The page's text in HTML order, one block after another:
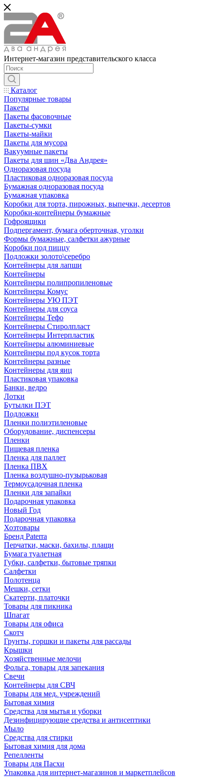
Интернет-магазин представительского класса
Каталог
Популярные товары
Пакеты
Пакеты фасовочные
Пакеты-сумки
Пакеты-майки
Пакеты для мусора
Вакуумные пакеты
Пакеты для шин «Два Андрея»
Одноразовая посуда
Пластиковая одноразовая посуда
Бумажная одноразовая посуда
Бумажная упаковка
Коробки для торта, пирожных, выпечки, десертов
Коробки-контейнеры бумажные
Гофроящики
Подпергамент, бумага оберточная, уголки
Формы бумажные, салфетки ажурные
Коробки под пиццу
Подложки золото\серебро
Контейнеры для лапши
Контейнеры
Контейнеры полипропиленовые
Контейнеры Комус
Контейнеры УЮ ПЭТ
Контейнеры для соуса
Контейнеры Тефо
Контейнеры Стиролпласт
Контейнеры Интерпластик
Контейнеры алюминиевые
Контейнеры под кусок торта
Контейнеры разные
Контейнеры для яиц
Пластиковая упаковка
Банки, ведро
Лотки
Бутылки ПЭТ
Подложки
Пленки полиэтиленовые
Оборудование, диспенсеры
Пленки
Пищевая пленка
Пленка для паллет
Пленка ПВХ
Пленка воздушно-пузырьковая
Термоусадочная пленка
Пленки для запайки
Подарочная упаковка
Новый Год
Подарочная упаковка
Хозтовары
Бренд Paterra
Перчатки, маски, бахилы, плащи
Бумага туалетная
Губки, салфетки, бытовые тряпки
Салфетки
Полотенца
Мешки, сетки
Скатерти, платочки
Товары для пикника
Шпагат
Товары для офиса
Скотч
Грунты, горшки и пакеты для рассады
Крышки
Хозяйственные мелочи
Фольга, товары для запекания
Свечи
Контейнеры для СВЧ
Товары для мед. учреждений
Бытовая химия
Средства для мытья и уборки
Дезинфицирующие средства и антисептики
Мыло
Средства для стирки
Бытовая химия для дома
Репелленты
Товары для Пасхи
Упаковка для интернет-магазинов и маркетплейсов